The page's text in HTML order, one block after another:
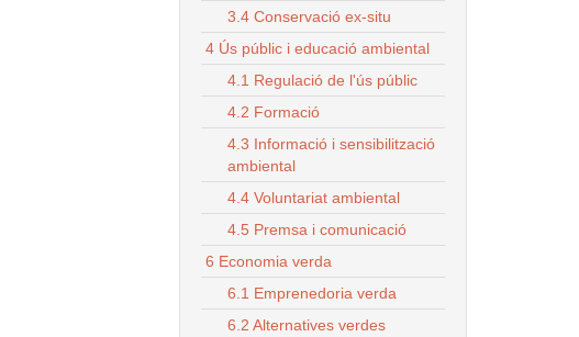
3.4 Conservació ex-situ
4 Ús públic i educació ambiental
4.1 Regulació de l'ús públic
4.2 Formació
4.3 Informació i sensibilització
ambiental
4.4 Voluntariat ambiental
4.5 Premsa i comunicació
6 Economia verda
6.1 Emprenedoria verda
6.2 Alternatives verdes